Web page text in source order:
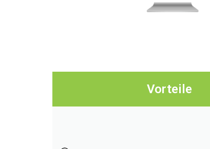
Vorteile